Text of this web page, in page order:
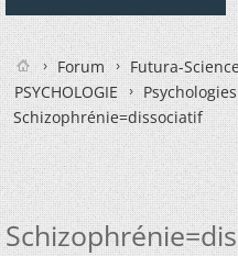
Forum
Futura-
PSYCHOLOGIE
Schizophrénie=dissociatif